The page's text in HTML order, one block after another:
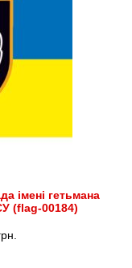
імені гетьмана
(flag-00184)